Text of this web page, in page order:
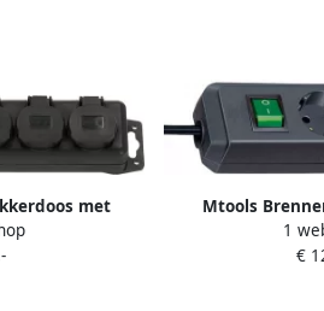
met
zwart 2m
Mtools
stekkerdoos met
zwart 5m
1
€